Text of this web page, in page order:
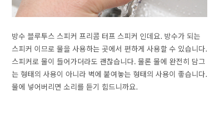
방수 블루투스 스피커 프리콤 터프 스피커 인데요. 방수가 되는
스피커 이므로 물을 사용하는 곳에서 편하게 사용할 수 있습니다.
스피커로 물이 들어가더라도 괜찮습니다. 물론 물에 완전히 담그
는 형태의 사용이 아니라 벽에 붙여놓는 형태의 사용이 좋습니다.
물에 넣어버리면 소리를 듣기 힘드니까요.